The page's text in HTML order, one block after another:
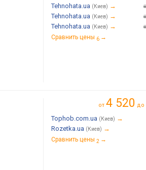
Tehnohata.ua (Киев) →
Tehnohata.ua (Киев) →
Tehnohata.ua (Киев) →
Сравнить цены 6 →
от 4 520 до
Tophob.com.ua (Киев) →
Rozetka.ua (Киев) →
Сравнить цены 2 →